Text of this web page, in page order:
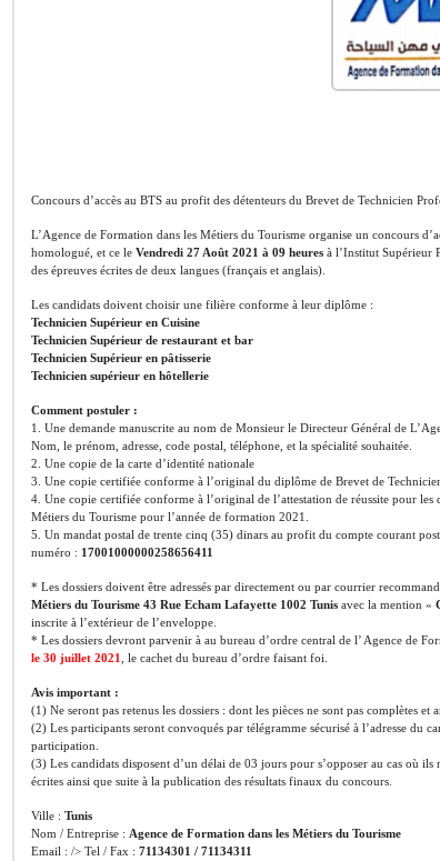
Concours d’accès au BTS au profit des détenteurs du Brevet de Technicien
L’Agence de Formation dans les Métiers du Tourisme organise un concours
homologué, et ce le Vendredi 27 Août 2021 à 09 heures à l’Institut Supérieur
des épreuves écrites de deux langues (français et anglais).
Les candidats doivent choisir une filière conforme à leur diplôme :
Technicien Supérieur en Cuisine
Technicien Supérieur de restaurant et bar
Technicien Supérieur en pâtisserie
Technicien supérieur en hôtellerie
Comment postuler :
1. Une demande manuscrite au nom de Monsieur le Directeur Général de
Nom, le prénom, adresse, code postal, téléphone, et la spécialité souhaitée.
2. Une copie de la carte d’identité nationale
3. Une copie certifiée conforme à l’original du diplôme de Brevet de
4. Une copie certifiée conforme à l’original de l’attestation de réussite pour
Métiers du Tourisme pour l’année de formation 2021.
5. Un mandat postal de trente cinq (35) dinars au profit du compte courant
numéro : 17001000000258656411
* Les dossiers doivent être adressés par directement ou par courrier
Métiers du Tourisme 43 Rue Echam Lafayette 1002 Tunis avec la mention «
inscrite à l’extérieur de l’enveloppe.
* Les dossiers devront parvenir à au bureau d’ordre central de l’ Agence de
le 30 juillet 2021
, le cachet du bureau d’ordre faisant foi.
Avis important :
(1) Ne seront pas retenus les dossiers : dont les pièces ne sont pas complètes et
(2) Les participants seront convoqués par télégramme sécurisé à l’adresse du
participation.
(3) Les candidats disposent d’un délai de 03 jours pour s’opposer au cas où
écrites ainsi que suite à la publication des résultats finaux du concours.
Ville : Tunis
Nom / Entreprise : Agence de Formation dans les Métiers du Tourisme
Email : /> Tel / Fax : 71134301 / 71134311